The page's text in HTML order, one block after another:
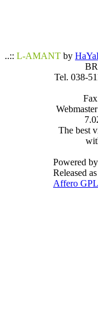
..:: L-AMANT by
Tel. 038-
The best
Powered by
Released
Affero GPL